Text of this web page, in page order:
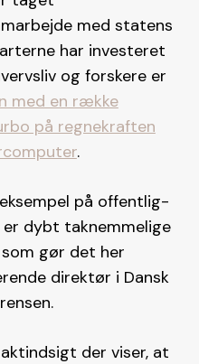
med statens
har investeret
og forskere er
med en række
på regnekraften
.
på offentlig-
dybt taknemmelige
gør det her
direktør i Dansk
der viser, at